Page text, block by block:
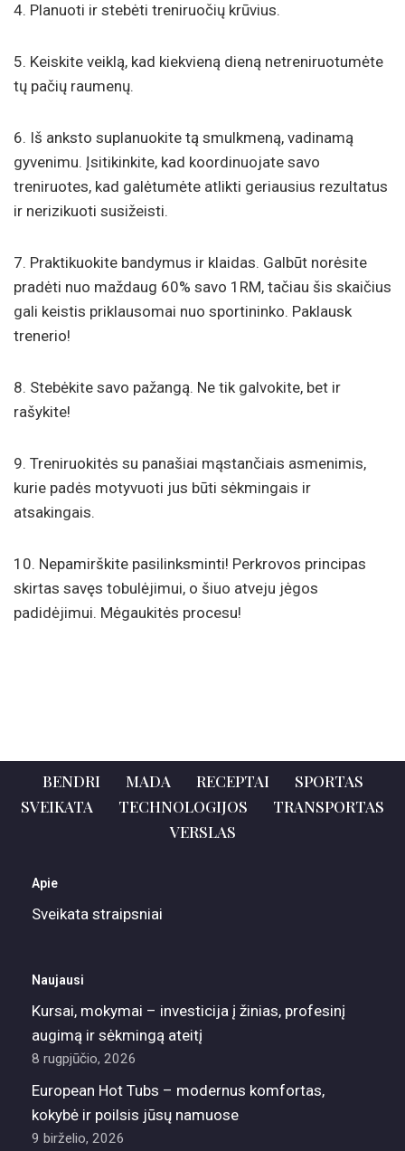
4. Planuoti ir stebėti treniruočių krūvius.
5. Keiskite veiklą, kad kiekvieną dieną netreniruotumėte
tų pačių raumenų.
6. Iš anksto suplanuokite tą smulkmeną, vadinamą
gyvenimu. Įsitikinkite, kad koordinuojate savo
treniruotes, kad galėtumėte atlikti geriausius rezultatus
ir nerizikuoti susižeisti.
7. Praktikuokite bandymus ir klaidas. Galbūt norėsite
pradėti nuo maždaug 60% savo 1RM, tačiau šis skaičius
gali keistis priklausomai nuo sportininko. Paklausk
trenerio!
8. Stebėkite savo pažangą. Ne tik galvokite, bet ir
rašykite!
9. Treniruokitės su panašiai mąstančiais asmenimis,
kurie padės motyvuoti jus būti sėkmingais ir
atsakingais.
10. Nepamirškite pasilinksminti! Perkrovos principas
skirtas savęs tobulėjimui, o šiuo atveju jėgos
padidėjimui. Mėgaukitės procesu!
BENDRI MADA RECEPTAI
SPORTAS
SVEIKATA
TECHNOLOGIJOS
TRANSPORTAS
VERSLAS
Apie
Sveikata straipsniai
Naujausi
Kursai, mokymai – investicija į žinias, profesinį
augimą ir sėkmingą ateitį
8 rugpjūčio, 2026
European Hot Tubs – modernus komfortas,
kokybė ir poilsis jūsų namuose
9 birželio, 2026